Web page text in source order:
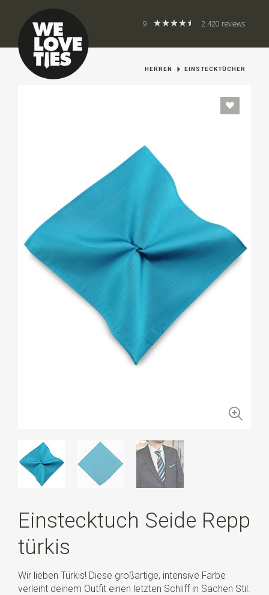
9 2.420 reviews
HERREN EINSTECKTÜCHER
Einstecktuch Seide Repp
türkis
Wir lieben Türkis! Diese großartige, intensive Farbe
verleiht deinem Outfit einen letzten Schliff in Sachen Stil.